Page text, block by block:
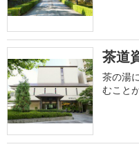
茶道
茶の湯
むこと